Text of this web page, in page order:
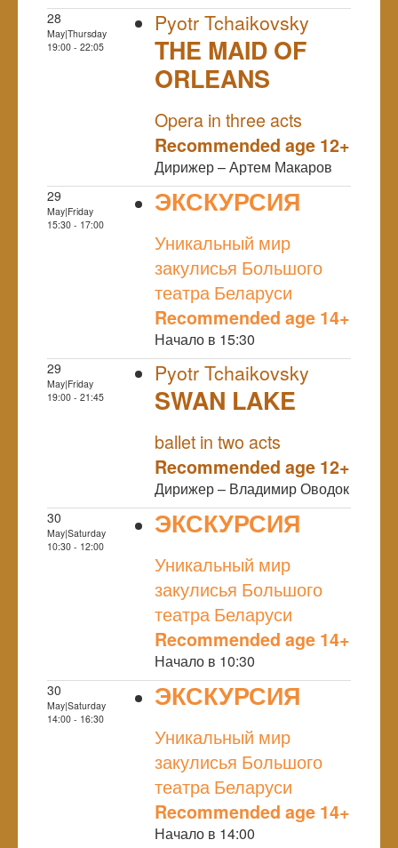
28
May|Thursday
19:00 - 22:05
Pyotr Tchaikovsky
THE MAID OF
ORLEANS
Opera in three acts
Recommended age 12+
Дирижер – Артем Макаров
29
May|Friday
15:30 - 17:00
ЭКСКУРСИЯ
Уникальный мир
закулисья Большого
театра Беларуси
Recommended age 14+
Начало в 15:30
29
May|Friday
19:00 - 21:45
Pyotr Tchaikovsky
SWAN LAKE
ballet in two acts
Recommended age 12+
Дирижер – Владимир Оводок
30
May|Saturday
10:30 - 12:00
ЭКСКУРСИЯ
Уникальный мир
закулисья Большого
театра Беларуси
Recommended age 14+
Начало в 10:30
30
May|Saturday
14:00 - 16:30
ЭКСКУРСИЯ
Уникальный мир
закулисья Большого
театра Беларуси
Recommended age 14+
Начало в 14:00